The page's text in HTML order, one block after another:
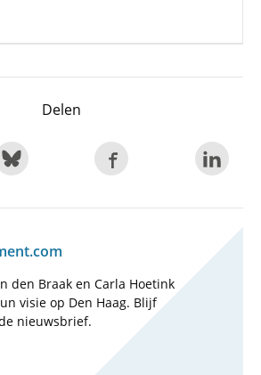
Delen
den Braak en Carla Hoetink
visie op Den Haag. Blijf
nieuwsbrief.